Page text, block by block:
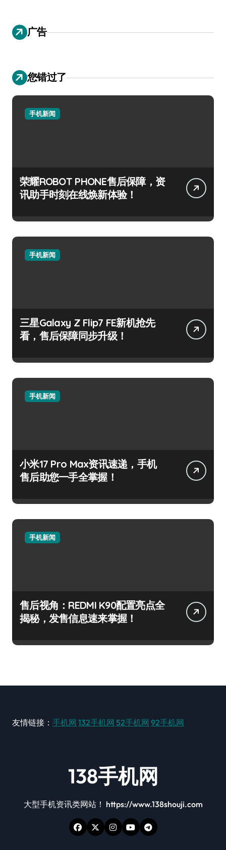
广告
您错过了
手机新闻
荣耀ROBOT PHONE售后保障，资
讯助手时刻在线焕新体验！
手机新闻
三星Galaxy Z Flip7 FE新机抢先
看，售后保障同步升级！
手机新闻
小米17 Pro Max资讯速递，手机
售后助您一手全掌握！
手机新闻
售后视角：REDMI K90配置亮点全
揭秘，发售信息速来掌握！
友情链接： 手机网 132手机网 52手机网 92手机网
138手机网
大型手机资讯类网站！ https://www.138shouji.com